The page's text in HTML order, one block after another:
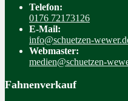
Telefon:
0176 72173126
E-Mail:
info@schuetzen-
Webmaster:
medien@schuetzen-
Fahnenverkauf